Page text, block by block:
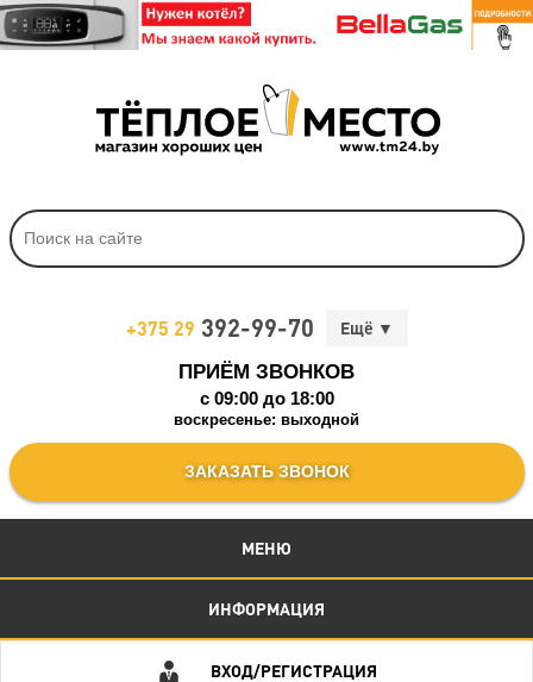
+375 29 392-99-70
ПРИЁМ ЗВОНКОВ
c 09:00 до 18:00
воскресенье: выходной
ЗАКАЗАТЬ ЗВОНОК
МЕНЮ
ИНФОРМАЦИЯ
ВХОД/РЕГИСТРАЦИЯ